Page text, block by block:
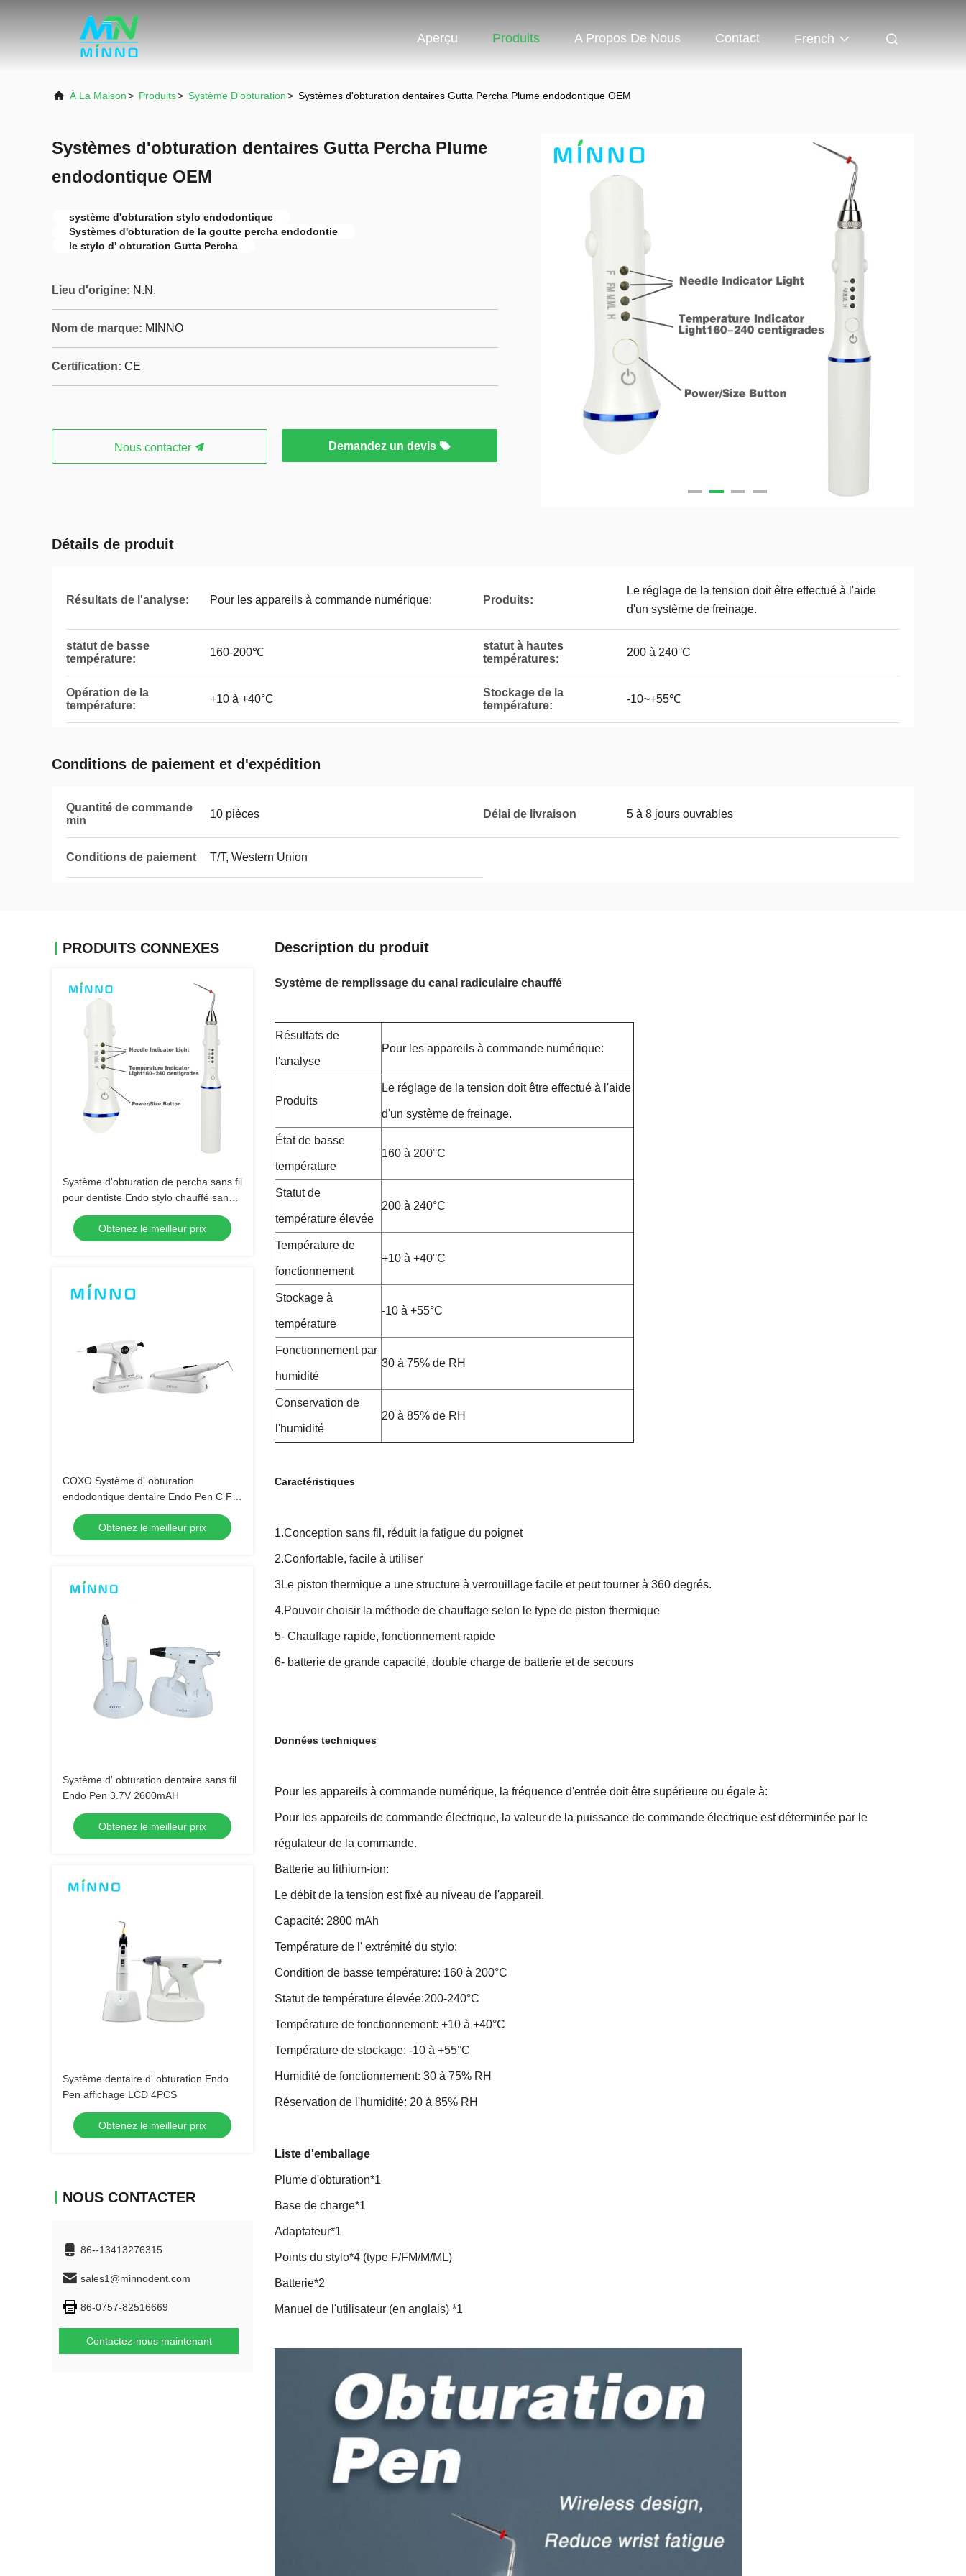
Aperçu Produits A Propos De Nous Contact French
À La Maison> Produits> Système D'obturation> Systèmes d'obturation dentaires Gutta Percha Plume endodontique OEM
Systèmes d'obturation dentaires Gutta Percha Plume
endodontique OEM
système d'obturation stylo endodontique
Systèmes d'obturation de la goutte percha endodontie
le stylo d' obturation Gutta Percha
Lieu d'origine: N.N.
Nom de marque: MINNO
Certification: CE
Nous contacter Demandez un devis
Détails de produit
Résultats de l'analyse: Pour les appareils à commande numérique: Produits:
Le réglage de la tension doit être effectué à l'aide
d'un système de freinage.
statut de basse
température:
160-200℃
statut à hautes
températures:
200 à 240°C
Opération de la
température:
+10 à +40°C
Stockage de la
température:
-10~+55℃
Conditions de paiement et d'expédition
Quantité de commande
min
10 pièces Délai de livraison 5 à 8 jours ouvrables
Conditions de paiement T/T, Western Union
PRODUITS CONNEXES
Système d'obturation de percha sans fil
pour dentiste Endo stylo chauffé sans
fil pour dentiste
Obtenez le meilleur prix
COXO Système d' obturation
endodontique dentaire Endo Pen C Fill
Mini-outils de remplissage dentaire
Obtenez le meilleur prix
Système d' obturation dentaire sans fil
Endo Pen 3.7V 2600mAH
Obtenez le meilleur prix
Système dentaire d' obturation Endo
Pen affichage LCD 4PCS
Obtenez le meilleur prix
NOUS CONTACTER
86--13413276315
sales1@minnodent.com
86-0757-82516669
Contactez-nous maintenant
Description du produit
Système de remplissage du canal radiculaire chauffé
Résultats de
l'analyse
Pour les appareils à commande numérique:
Produits
Le réglage de la tension doit être effectué à l'aide
d'un système de freinage.
État de basse
température
160 à 200°C
Statut de
température élevée
200 à 240°C
Température de
fonctionnement
+10 à +40°C
Stockage à
température
-10 à +55°C
Fonctionnement par
humidité
30 à 75% de RH
Conservation de
l'humidité
20 à 85% de RH
Caractéristiques
1.Conception sans fil, réduit la fatigue du poignet
2.Confortable, facile à utiliser
3Le piston thermique a une structure à verrouillage facile et peut tourner à 360 degrés.
4.Pouvoir choisir la méthode de chauffage selon le type de piston thermique
5- Chauffage rapide, fonctionnement rapide
6- batterie de grande capacité, double charge de batterie et de secours
Données techniques
Pour les appareils à commande numérique, la fréquence d'entrée doit être supérieure ou égale à:
Pour les appareils de commande électrique, la valeur de la puissance de commande électrique est déterminée par le
régulateur de la commande.
Batterie au lithium-ion:
Le débit de la tension est fixé au niveau de l'appareil.
Capacité: 2800 mAh
Température de l' extrémité du stylo:
Condition de basse température: 160 à 200°C
Statut de température élevée:200-240°C
Température de fonctionnement: +10 à +40°C
Température de stockage: -10 à +55°C
Humidité de fonctionnement: 30 à 75% RH
Réservation de l'humidité: 20 à 85% RH
Liste d'emballage
Plume d'obturation*1
Base de charge*1
Adaptateur*1
Points du stylo*4 (type F/FM/M/ML)
Batterie*2
Manuel de l'utilisateur (en anglais) *1